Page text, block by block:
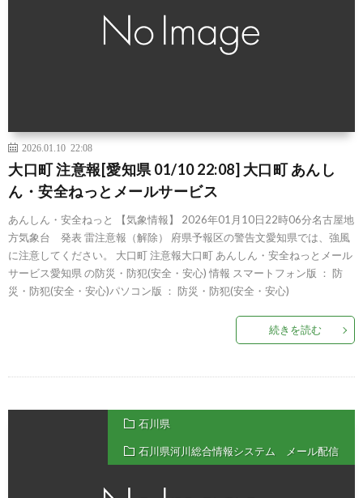
2026.01.10 22:08
大口町 注意報[愛知県 01/10 22:08] 大口町 あんし
ん・安全ねっとメールサービス
あんしん・安全ねっと 【気象情報】 2026年01月10日22時06分名古屋地
方気象台 発表 雷注意報（解除） 府県予報区の警告文愛知県では、強風
に注意してください。 大口町 注意報大口町 あんしん・安全ねっとメール
サービス愛知県 の防災・防犯(安全・安心) 情報 スマートフォン版 ： 防
災・防犯(安全・安心)パソコン版 ： 防災・防犯(安全・安心)
続きを読む
石川県
石川県河川総合情報システム メール配信